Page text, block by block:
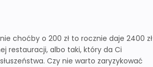
choćby o 200 zł to rocznie daje 2400 zł
restauracji, albo taki, który da Ci
Czy nie warto zaryzykować